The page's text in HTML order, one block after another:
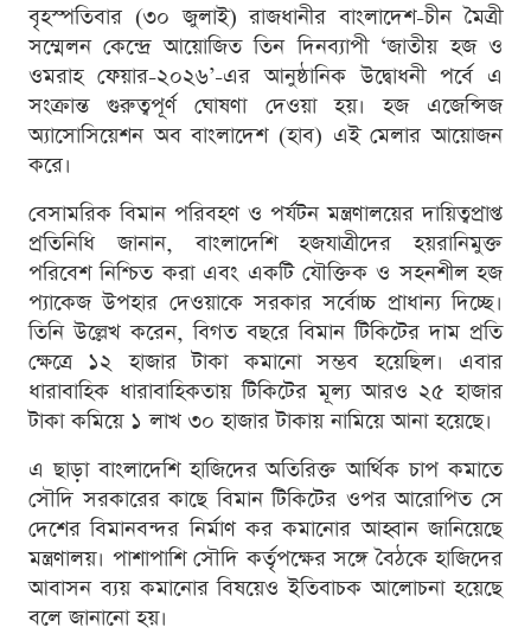
বৃহস্পতিবার (৩০ জুলাই) রাজধানীর বাংলাদেশ-চীন মৈত্রী
সম্মেলন কেন্দ্রে আয়োজিত তিন দিনব্যাপী ‘জাতীয় হজ ও
ওমরাহ ফেয়ার-২০২৬’-এর আনুষ্ঠানিক উদ্বোধনী পর্বে এ
সংক্রান্ত গুরুত্বপূর্ণ ঘোষণা দেওয়া হয়। হজ এজেন্সিজ
অ্যাসোসিয়েশন অব বাংলাদেশ (হাব) এই মেলার আয়োজন
করে।
বেসামরিক বিমান পরিবহণ ও পর্যটন মন্ত্রণালয়ের দায়িত্বপ্রাপ্ত
প্রতিনিধি জানান, বাংলাদেশি হজযাত্রীদের হয়রানিমুক্ত
পরিবেশ নিশ্চিত করা এবং একটি যৌক্তিক ও সহনশীল হজ
প্যাকেজ উপহার দেওয়াকে সরকার সর্বোচ্চ প্রাধান্য দিচ্ছে।
তিনি উল্লেখ করেন, বিগত বছরে বিমান টিকিটের দাম প্রতি
ক্ষেত্রে ১২ হাজার টাকা কমানো সম্ভব হয়েছিল। এবার
ধারাবাহিক ধারাবাহিকতায় টিকিটের মূল্য আরও ২৫ হাজার
টাকা কমিয়ে ১ লাখ ৩০ হাজার টাকায় নামিয়ে আনা হয়েছে।
এ ছাড়া বাংলাদেশি হাজিদের অতিরিক্ত আর্থিক চাপ কমাতে
সৌদি সরকারের কাছে বিমান টিকিটের ওপর আরোপিত সে
দেশের বিমানবন্দর নির্মাণ কর কমানোর আহ্বান জানিয়েছে
মন্ত্রণালয়। পাশাপাশি সৌদি কর্তৃপক্ষের সঙ্গে বৈঠকে হাজিদের
আবাসন ব্যয় কমানোর বিষয়েও ইতিবাচক আলোচনা হয়েছে
বলে জানানো হয়।